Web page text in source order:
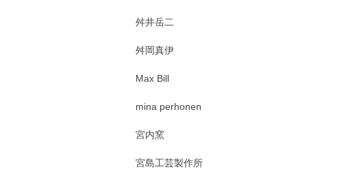
舛井岳二
舛岡真伊
Max Bill
mina perhonen
宮内窯
宮島工芸製作所